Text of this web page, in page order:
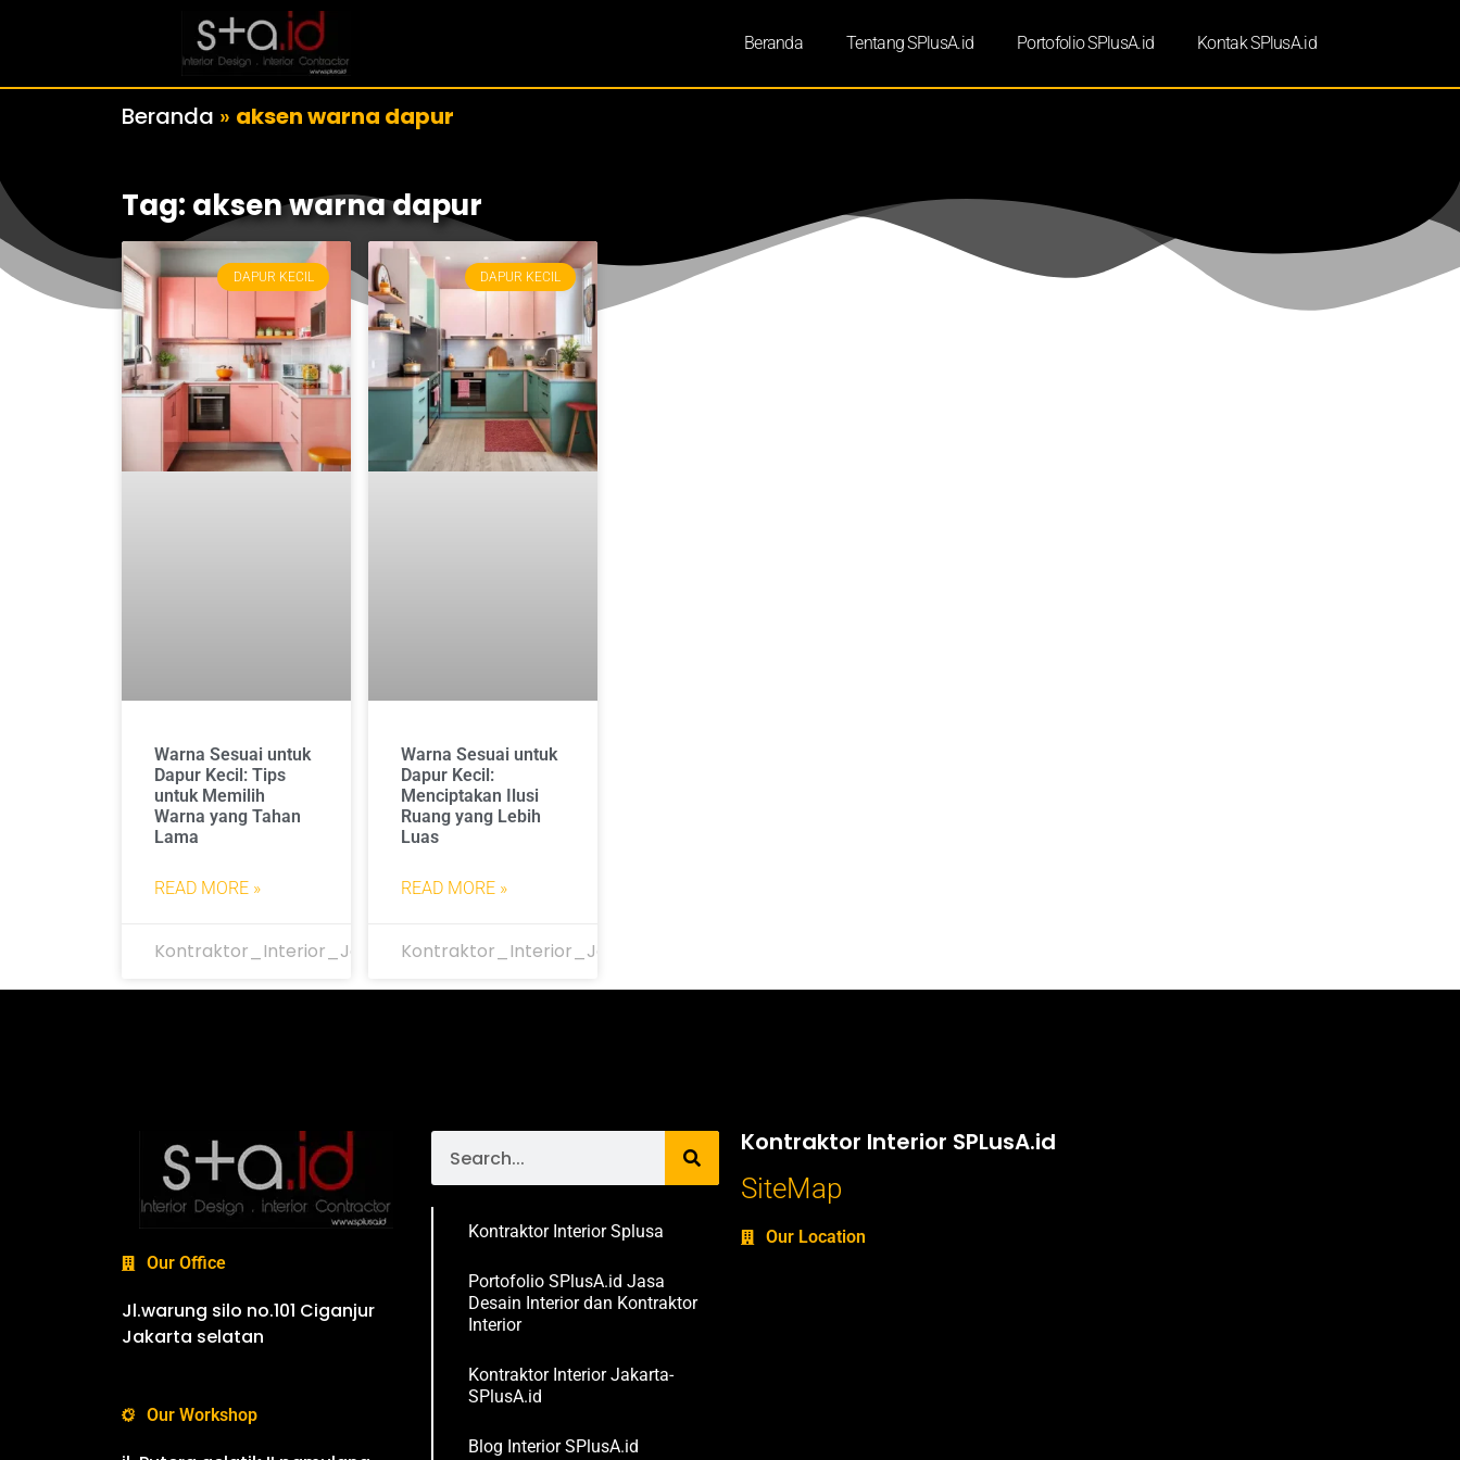
Beranda Tentang SPlusA.id Portofolio SPlusA.id Kontak SPlusA.id
Beranda » aksen warna dapur
Tag: aksen warna dapur
DAPUR KECIL
Warna Sesuai untuk
Dapur Kecil: Tips
untuk Memilih
Warna yang Tahan
Lama
READ MORE »
Kontraktor_Interior_Jakarta
DAPUR KECIL
Warna Sesuai untuk
Dapur Kecil:
Menciptakan Ilusi
Ruang yang Lebih
Luas
READ MORE »
Kontraktor_Interior_Jakarta
Our Office
Jl.warung silo no.101 Ciganjur
Jakarta selatan
Our Workshop
Kontraktor Interior Splusa
Portofolio SPlusA.id Jasa
Desain Interior dan Kontraktor
Interior
Kontraktor Interior Jakarta-
SPlusA.id
Blog Interior SPlusA.id
Kontraktor Interior SPLusA.id
SiteMap
Our Location